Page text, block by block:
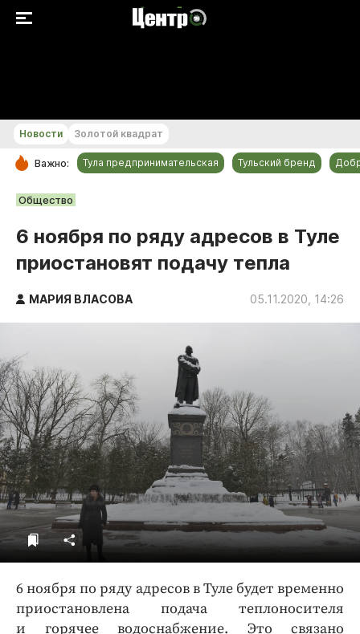
РУБРИКИ
Общество
Культура
Происшествия
Спорт
Тульский бренд
Тула предпринимательская
ДоброЦентр
Голодный шпион
Новости Золотой квадрат
Важно: Тула предпринимательская Тульский бренд
Общество
6 ноября по ряду адресов в Туле
приостановят подачу тепла
МАРИЯ ВЛАСОВА 05.11.2020, 14:26
6 ноября по ряду адресов в Туле будет временно
приостановлена подача теплоносителя
и горячее водоснабжение. Это связано